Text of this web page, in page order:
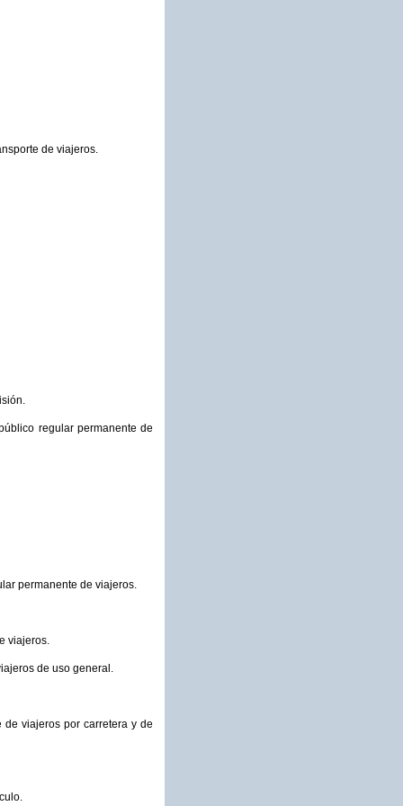
de viajeros.
regular permanente de
permanente de viajeros.
viajeros.
de uso general.
de viajeros por carretera y de